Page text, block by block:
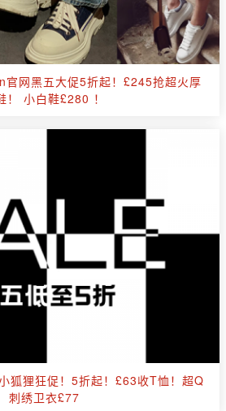
网黑五大促5折起！£245抢超火厚
！ 小白鞋£280 ！
狐狸狂促！5折起！£63收T恤！超Q
刺绣卫衣£77